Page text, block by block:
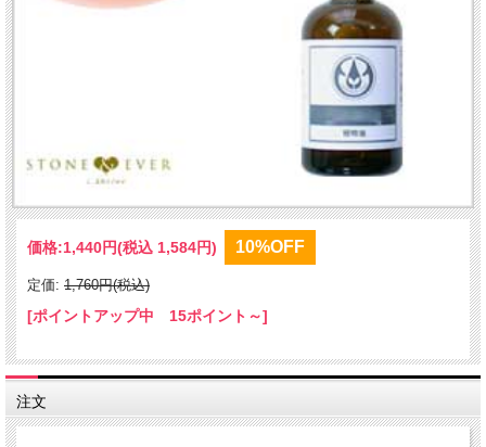
価格:1,440円(税込 1,584円) 10%OFF
定価: 1,760円(税込)
[ポイントアップ中 15ポイント～]
注文